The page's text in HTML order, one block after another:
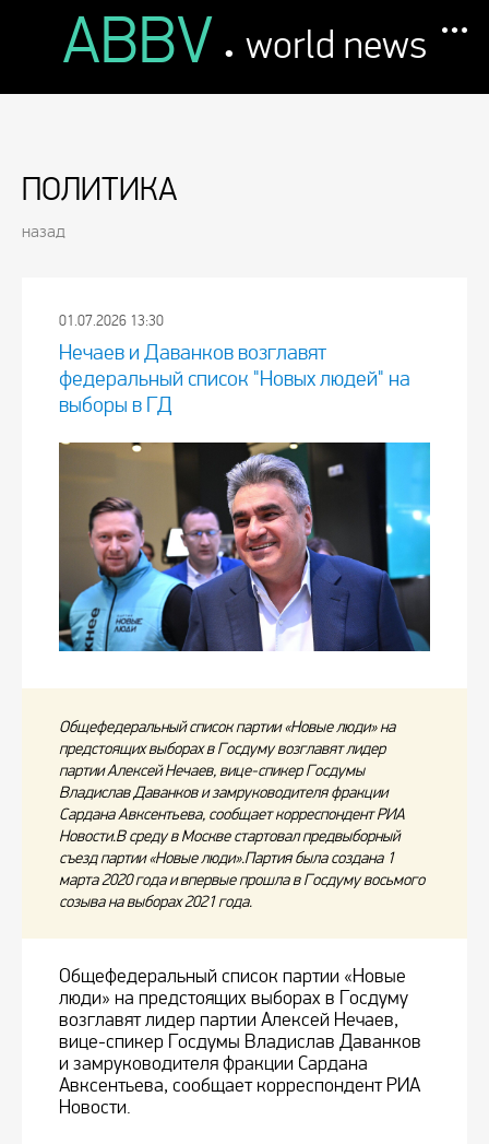
ABBV . world news
ПОЛИТИКА
назад
01.07.2026 13:30
Нечаев и Даванков возглавят
федеральный список "Новых людей" на
выборы в ГД
Общефедеральный список партии «Новые люди» на
предстоящих выборах в Госдуму возглавят лидер
партии Алексей Нечаев, вице-спикер Госдумы
Владислав Даванков и замруководителя фракции
Сардана Авксентьева, сообщает корреспондент РИА
Новости.В среду в Москве стартовал предвыборный
съезд партии «Новые люди».Партия была создана 1
марта 2020 года и впервые прошла в Госдуму восьмого
созыва на выборах 2021 года.
Общефедеральный список партии «Новые
люди» на предстоящих выборах в Госдуму
возглавят лидер партии Алексей Нечаев,
вице-спикер Госдумы Владислав Даванков
и замруководителя фракции Сардана
Авксентьева, сообщает корреспондент РИА
Новости.